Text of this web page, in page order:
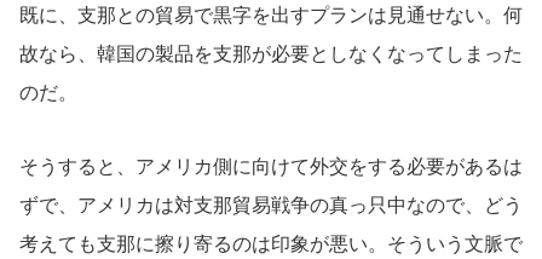
既に、支那との貿易で黒字を出すプランは見通せない。何
故なら、韓国の製品を支那が必要としなくなってしまった
のだ。
そうすると、アメリカ側に向けて外交をする必要があるは
ずで、アメリカは対支那貿易戦争の真っ只中なので、どう
考えても支那に擦り寄るのは印象が悪い。そういう文脈で